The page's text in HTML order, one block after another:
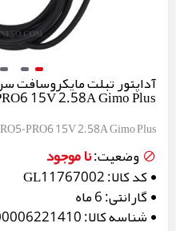
15V 2.58A Gimo Plus
PRO6 15V 2.58A Gimo Plus
وضعیت:نا موجود
کد کالا:GL11767002
گارانتی:6 ماه
شناسه کالا: